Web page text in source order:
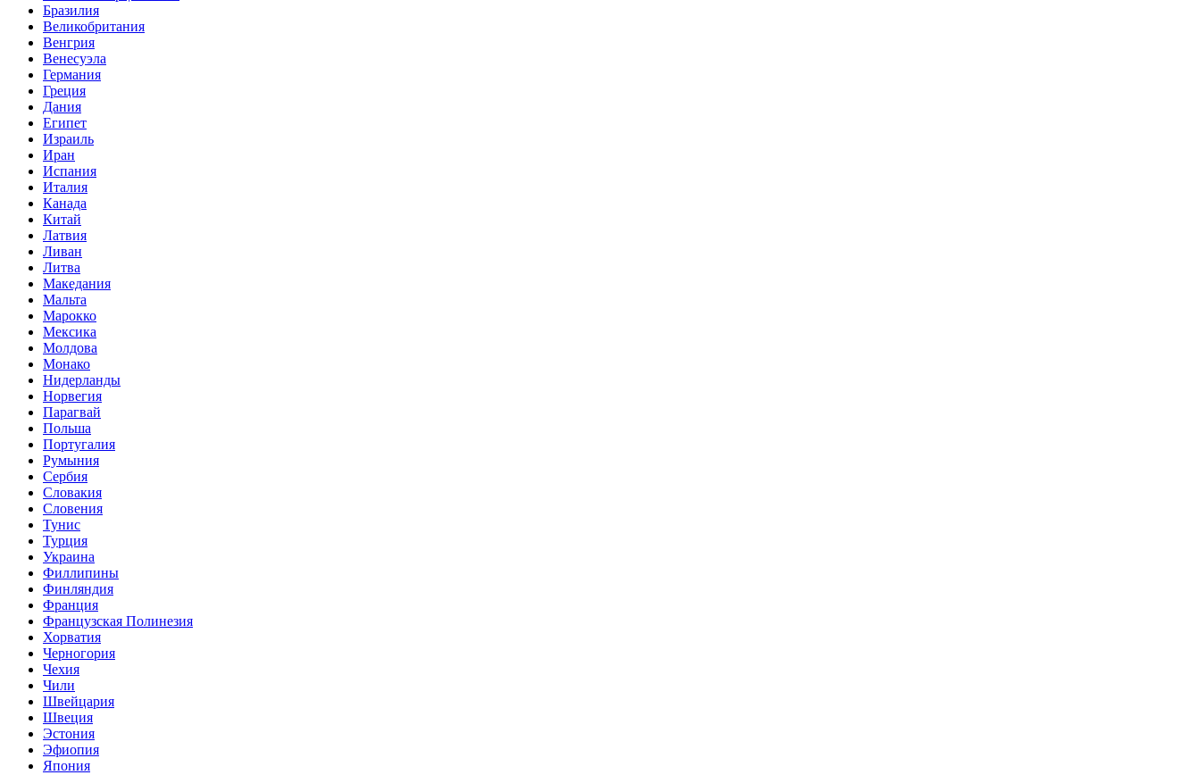
Бразилия
Великобритания
Венгрия
Венесуэла
Германия
Греция
Дания
Египет
Израиль
Иран
Испания
Италия
Канада
Китай
Латвия
Ливан
Литва
Македания
Мальта
Марокко
Мексика
Молдова
Монако
Нидерланды
Норвегия
Парагвай
Польша
Португалия
Румыния
Сербия
Словакия
Словения
Тунис
Турция
Украина
Филлипины
Финляндия
Франция
Французская Полинезия
Хорватия
Черногория
Чехия
Чили
Швейцария
Швеция
Эстония
Эфиопия
Япония